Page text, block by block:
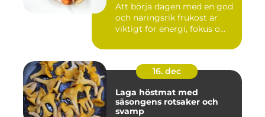
Att börja dagen med en god
och näringsrik frukost är
viktigt för energi, fokus o...
16. dec
Laga höstmat med
säsongens rotsaker och
svamp